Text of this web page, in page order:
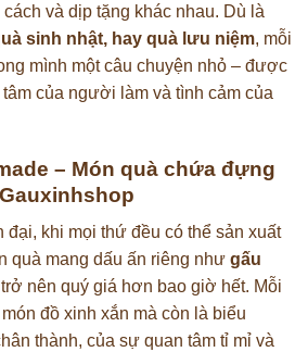
và dịp tặng khác nhau. Dù là
sinh nhật, hay quà lưu niệm, mỗi
mình một câu chuyện nhỏ – được
của người làm và tình cảm của
– Món quà chứa đựng
đại, khi mọi thứ đều có thể sản xuất
quà mang dấu ấn riêng như gấu
trở nên quý giá hơn bao giờ hết. Mỗi
đồ xinh xắn mà còn là biểu
thành, của sự quan tâm tỉ mỉ và